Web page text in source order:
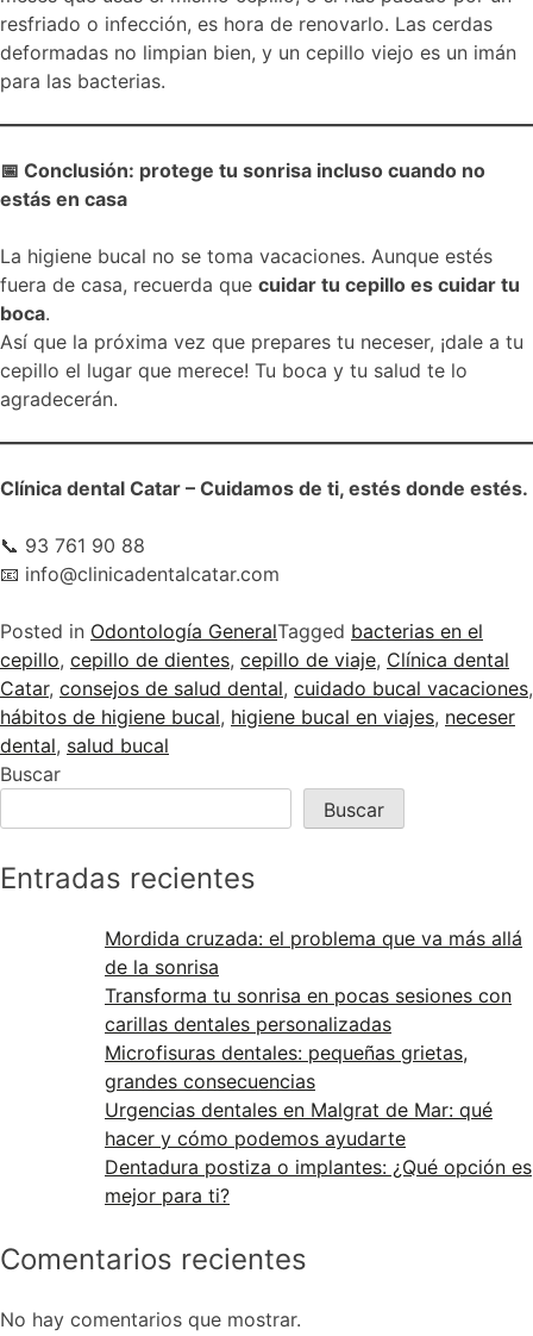
resfriado o infección, es hora de renovarlo. Las cerdas
deformadas no limpian bien, y un cepillo viejo es un imán
para las bacterias.
📅 Conclusión: protege tu sonrisa incluso cuando no
estás en casa
La higiene bucal no se toma vacaciones. Aunque estés
fuera de casa, recuerda que cuidar tu cepillo es cuidar tu
boca.
Así que la próxima vez que prepares tu neceser, ¡dale a tu
cepillo el lugar que merece! Tu boca y tu salud te lo
agradecerán.
Clínica dental Catar – Cuidamos de ti, estés donde estés.
📞 93 761 90 88
📧 info@clinicadentalcatar.com
Posted in Odontología GeneralTagged bacterias en el
cepillo, cepillo de dientes, cepillo de viaje, Clínica dental
Catar, consejos de salud dental, cuidado bucal vacaciones,
hábitos de higiene bucal, higiene bucal en viajes, neceser
dental, salud bucal
Buscar
Buscar
Entradas recientes
Mordida cruzada: el problema que va más allá
de la sonrisa
Transforma tu sonrisa en pocas sesiones con
carillas dentales personalizadas
Microfisuras dentales: pequeñas grietas,
grandes consecuencias
Urgencias dentales en Malgrat de Mar: qué
hacer y cómo podemos ayudarte
Dentadura postiza o implantes: ¿Qué opción es
mejor para ti?
Comentarios recientes
No hay comentarios que mostrar.